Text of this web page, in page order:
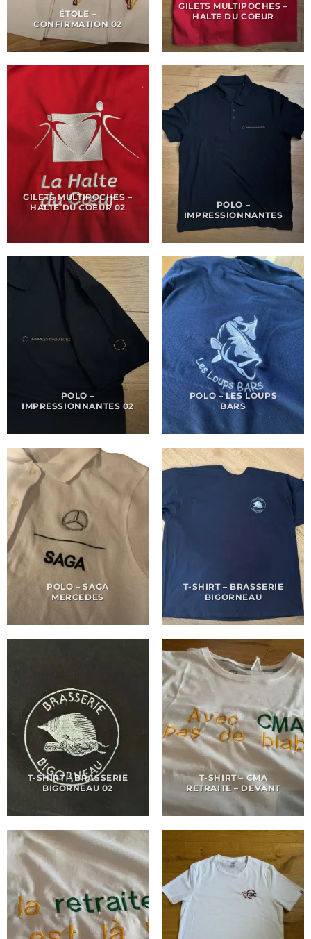
ÉTOLE –
CONFIRMATION 02
GILETS MULTIPOCHES –
HALTE DU COEUR
GILETS MULTIPOCHES –
HALTE DU COEUR 02
POLO –
IMPRESSIONNANTES
POLO –
IMPRESSIONNANTES 02
POLO – LES LOUPS
BARS
POLO – SAGA
MERCEDES
T-SHIRT – BRASSERIE
BIGORNEAU
T-SHIRT – BRASSERIE
BIGORNEAU 02
T-SHIRT – CMA
RETRAITE – DEVANT